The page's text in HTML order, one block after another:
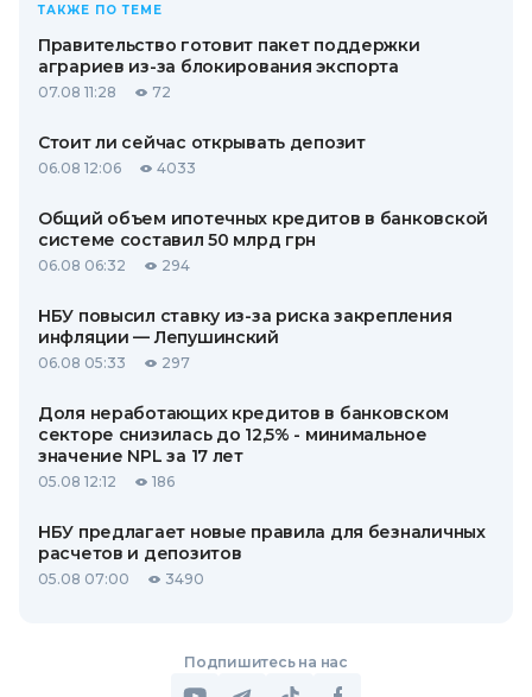
ТАКЖЕ ПО ТЕМЕ
Правительство готовит пакет поддержки
аграриев из-за блокирования экспорта
07.08 11:28 72
Стоит ли сейчас открывать депозит
06.08 12:06 4033
Общий объем ипотечных кредитов в банковской
системе составил 50 млрд грн
06.08 06:32 294
НБУ повысил ставку из-за риска закрепления
инфляции — Лепушинский
06.08 05:33 297
Доля неработающих кредитов в банковском
секторе снизилась до 12,5% - минимальное
значение NPL за 17 лет
05.08 12:12 186
НБУ предлагает новые правила для безналичных
расчетов и депозитов
05.08 07:00 3490
Подпишитесь на нас